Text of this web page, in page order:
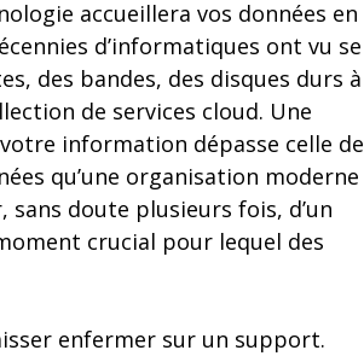
accueillera vos données en
d’informatiques ont vu se
des bandes, des disques durs à
de services cloud. Une
information dépasse celle de
qu’une organisation moderne
doute plusieurs fois, d’un
crucial pour lequel des
enfermer sur un support.